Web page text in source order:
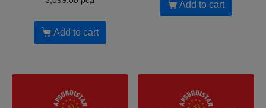
Add to cart
Add to cart